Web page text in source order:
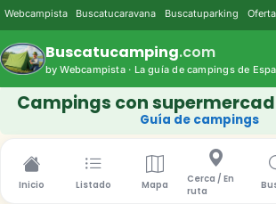
Webcampista Buscatucaravana Buscatuparking
Buscatucamping.com
by Webcampista · La guía de campings de
Campings con
Guía de campings
Inicio Listado Mapa
Cerca / En
ruta